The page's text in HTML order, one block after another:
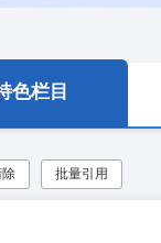
色栏目
批量引用